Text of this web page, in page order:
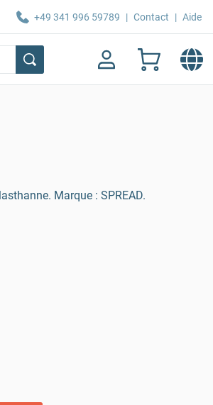
+49 341 996 59789 | Contact | Aide
Marque : SPREAD.